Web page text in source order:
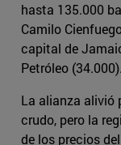
hasta 135.000
Camilo
capital de
Petróleo (34.000).
La alianza alivió
crudo, pero la
de los precios